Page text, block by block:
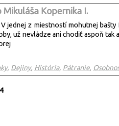
Kopernika I.
V jednej z miestností mohutnej
už nevládze ani chodiť aspoň
, Dejiny, História, Pátranie,